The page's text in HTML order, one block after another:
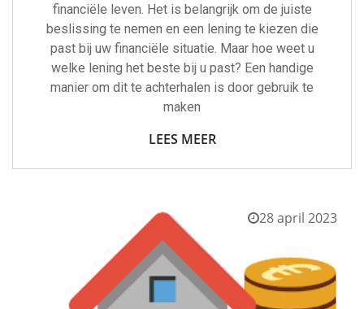
financiële leven. Het is belangrijk om de juiste
beslissing te nemen en een lening te kiezen die
past bij uw financiële situatie. Maar hoe weet u
welke lening het beste bij u past? Een handige
manier om dit te achterhalen is door gebruik te
maken
LEES MEER
28 april 2023